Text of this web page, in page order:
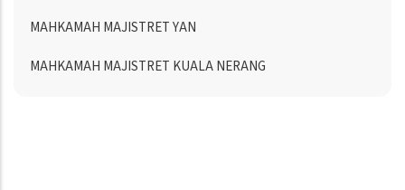
MAHKAMAH MAJISTRET YAN
MAHKAMAH MAJISTRET KUALA NERANG